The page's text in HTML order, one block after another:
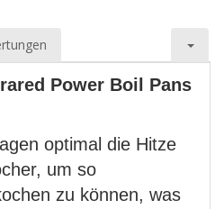
Power Boil Pans
optimal die Hitze
um so
zu können, was